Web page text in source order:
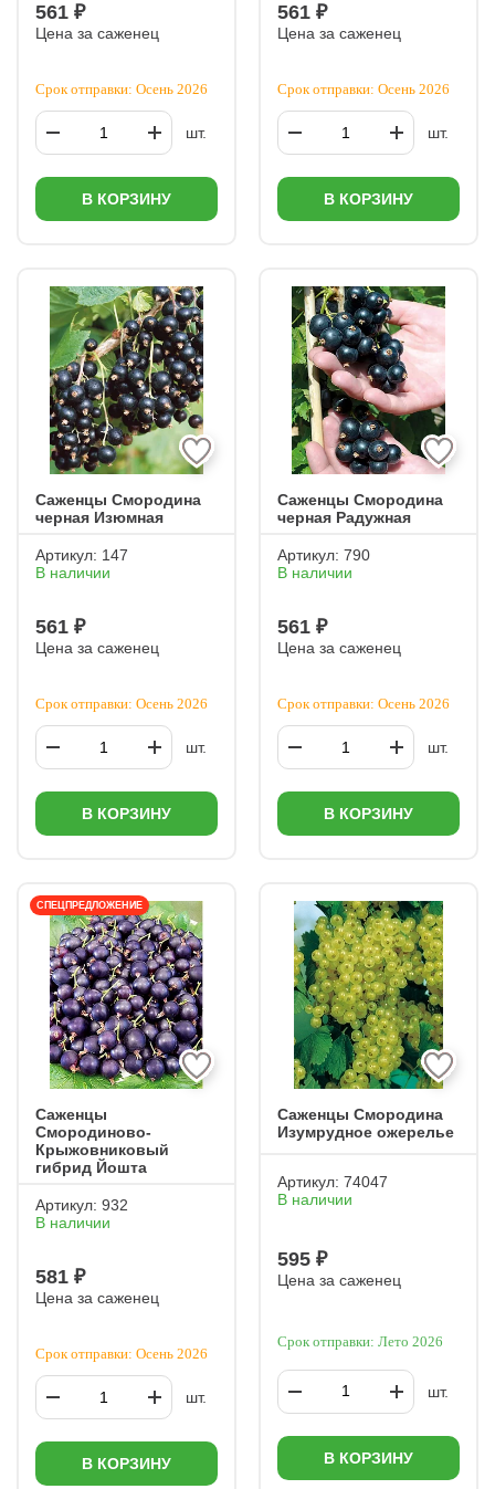
561 ₽
Цена за саженец
Срок отправки: Осень 2026
шт.
В КОРЗИНУ
561 ₽
Цена за саженец
Срок отправки: Осень 2026
шт.
В КОРЗИНУ
Саженцы Смородина
черная Изюмная
Артикул: 147
В наличии
561 ₽
Цена за саженец
Срок отправки: Осень 2026
шт.
В КОРЗИНУ
Саженцы Смородина
черная Радужная
Артикул: 790
В наличии
561 ₽
Цена за саженец
Срок отправки: Осень 2026
шт.
В КОРЗИНУ
СПЕЦПРЕДЛОЖЕНИЕ
Саженцы
Смородиново-
Крыжовниковый
гибрид Йошта
Артикул: 932
В наличии
581 ₽
Цена за саженец
Срок отправки: Осень 2026
шт.
В КОРЗИНУ
Саженцы Смородина
Изумрудное ожерелье
Артикул: 74047
В наличии
595 ₽
Цена за саженец
Срок отправки: Лето 2026
шт.
В КОРЗИНУ